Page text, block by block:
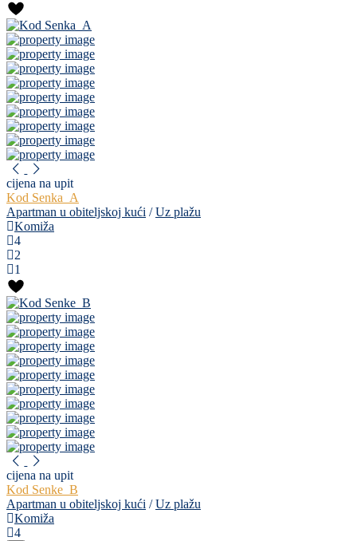
cijena na upit
Kod Senka_A
Apartman u obiteljskoj kući /Uz plažu
Komiža
4
2
1
cijena na upit
Kod Senke_B
Apartman u obiteljskoj kući /Uz plažu
Komiža
4